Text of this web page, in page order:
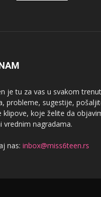
je tu za vas u svakom
probleme, sugestije,
klipove, koje želite da
vrednim nagradama.
nas: inbox@miss6teen.rs